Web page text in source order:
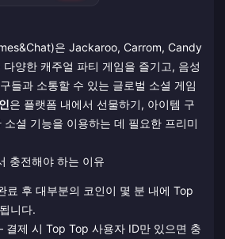
은 Jackaroo, Carrom, Candy
양한 캐주얼 파티 게임을 즐기고, 음성
들과 소통할 수 있는 글로벌 소셜 게임
은 플랫폼 내에서 선물하기, 아이템 구
셜 기능을 이용하는 데 필요한 프리미
충전해야 하는 이유
료 후 대부분의 코인이 몇 분 내에 Top
니다.
제 시 Top Top 사용자 ID만 있으면 충